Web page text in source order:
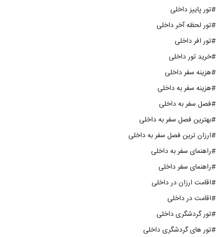
#تور پاییز داخلی
#تور لحظه آخر داخلی
#تور افر داخلی
#خرید تور داخلی
#هزینه سفر داخلی
#هزینه سفر به داخلی
#فصل سفر به داخلی
#بهترین فصل سفر به داخلی
#ارزان ترین فصل سفر به داخلی
#راهنمای سفر به داخلی
#راهنمای سفر داخلی
#اقامت ارزان در داخلی
#اقامت در داخلی
#تور گردشگری داخلی
#تور های گردشگری داخلی